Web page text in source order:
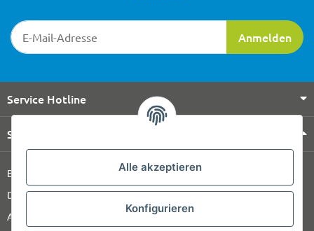
Alle akzeptieren
Konfigurieren
Newsletter-Registrierung
Anmelden
Service Hotline
Shop Service
Barrierefreiheitserklärung
Datenschutz
AGB